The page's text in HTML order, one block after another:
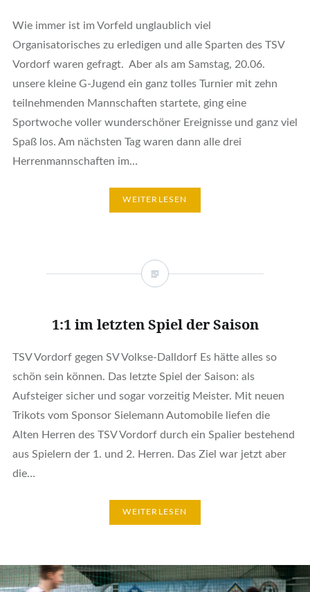
Wie immer ist im Vorfeld unglaublich viel
Organisatorisches zu erledigen und alle Sparten des TSV
Vordorf waren gefragt. Aber als am Samstag, 20.06.
unsere kleine G-Jugend ein ganz tolles Turnier mit zehn
teilnehmenden Mannschaften startete, ging eine
Sportwoche voller wunderschöner Ereignisse und ganz viel
Spaß los. Am nächsten Tag waren dann alle drei
Herrenmannschaften im…
WEITERLESEN
1:1 im letzten Spiel der Saison
TSV Vordorf gegen SV Volkse-Dalldorf Es hätte alles so
schön sein können. Das letzte Spiel der Saison: als
Aufsteiger sicher und sogar vorzeitig Meister. Mit neuen
Trikots vom Sponsor Sielemann Automobile liefen die
Alten Herren des TSV Vordorf durch ein Spalier bestehend
aus Spielern der 1. und 2. Herren. Das Ziel war jetzt aber
die…
WEITERLESEN